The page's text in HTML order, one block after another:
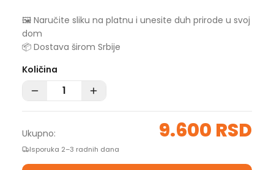
🖼️ Naručite sliku na platnu i unesite duh prirode u svoj
dom
📦 Dostava širom Srbije
Količina
Ukupno: 9.600 RSD
Isporuka 2–3 radnih dana